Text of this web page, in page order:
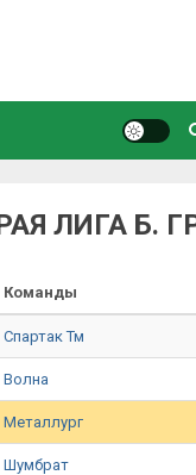
ЛИГА Б.
Команды
Спартак Тм
Волна
Металлург
Шумбрат